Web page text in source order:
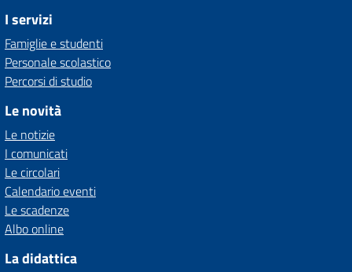
I servizi
Famiglie e studenti
Personale scolastico
Percorsi di studio
Le novità
Le notizie
I comunicati
Le circolari
Calendario eventi
Le scadenze
Albo online
La didattica